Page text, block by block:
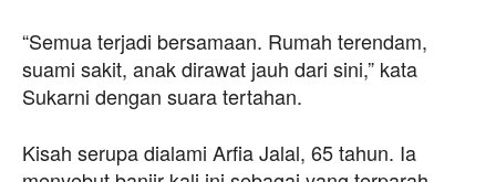
“Semua terjadi bersamaan. Rumah terendam,
suami sakit, anak dirawat jauh dari sini,” kata
Sukarni dengan suara tertahan.
Kisah serupa dialami Arfia Jalal, 65 tahun. Ia